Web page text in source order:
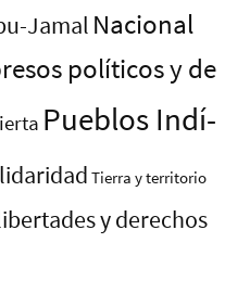
Jamal Nacional
polí­ticos y de
Pueblos Indí­
Tierra y territorio
y derechos